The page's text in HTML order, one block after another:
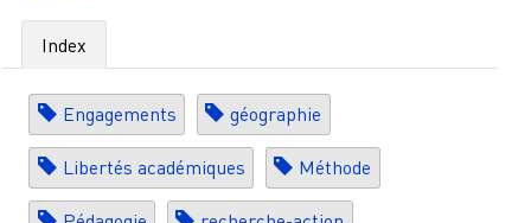
Index
Engagements géographie
Libertés académiques Méthode